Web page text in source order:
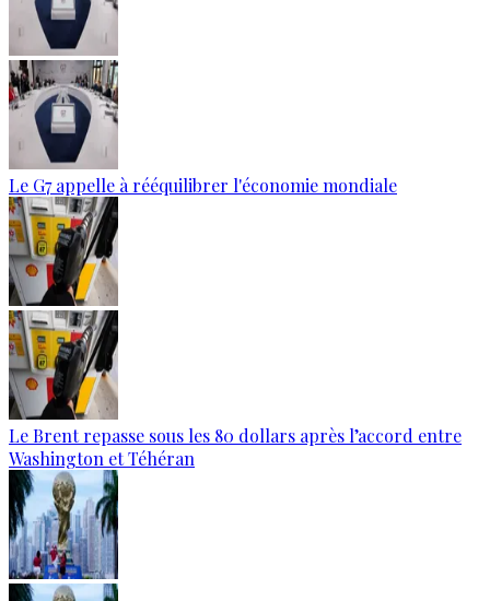
Le G7 appelle à rééquilibrer l'économie mondiale
Le Brent repasse sous les 80 dollars après l’accord entre
Washington et Téhéran